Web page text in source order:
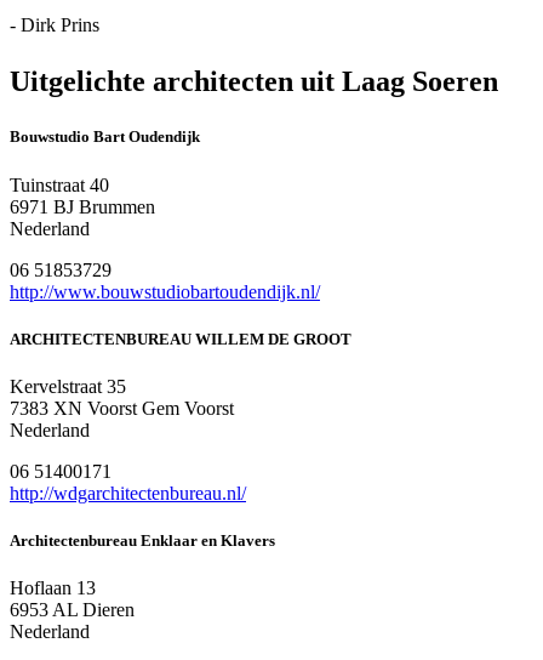
- Dirk Prins
Uitgelichte architecten uit Laag Soeren
Bouwstudio Bart Oudendijk
Tuinstraat 40
6971 BJ Brummen
Nederland
06 51853729
http://www.bouwstudiobartoudendijk.nl/
ARCHITECTENBUREAU WILLEM DE GROOT
Kervelstraat 35
7383 XN Voorst Gem Voorst
Nederland
06 51400171
http://wdgarchitectenbureau.nl/
Architectenbureau Enklaar en Klavers
Hoflaan 13
6953 AL Dieren
Nederland